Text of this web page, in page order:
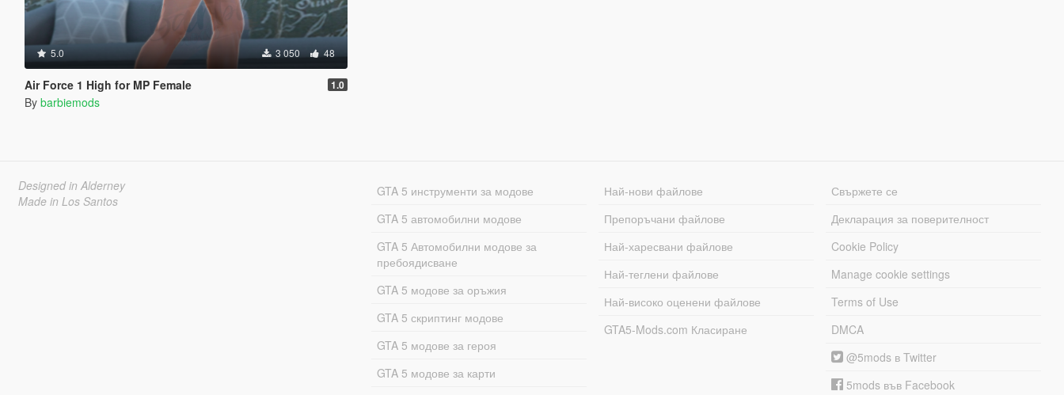
5.0 3 050 48
Air Force 1 High for MP Female 1.0
By barbiemods
Designed in Alderney
Made in Los Santos
GTA 5 инструменти за модове
GTA 5 автомобилни модове
GTA 5 Автомобилни модове за
пребоядисване
GTA 5 модове за оръжия
GTA 5 скриптинг модове
GTA 5 модове за героя
GTA 5 модове за карти
Най-нови файлове
Препоръчани файлове
Най-харесвани файлове
Най-теглени файлове
Най-високо оценени файлове
GTA5-Mods.com Класиране
Свържете се
Декларация за поверителност
Cookie Policy
Manage cookie settings
Terms of Use
DMCA
@5mods в Twitter
5mods във Facebook